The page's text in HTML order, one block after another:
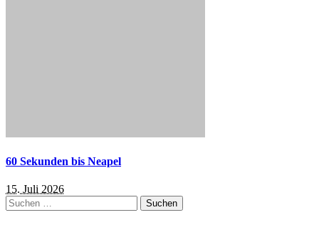
60 Sekunden bis Neapel
15. Juli 2026
Suchen
nach: